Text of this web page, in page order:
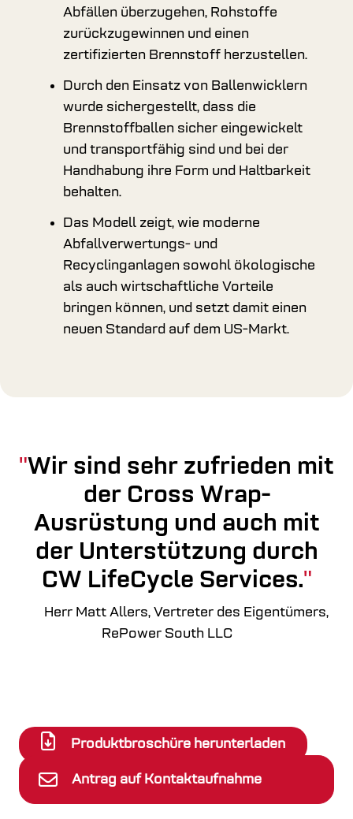
Abfällen überzugehen, Rohstoffe
zurückzugewinnen und einen
zertifizierten Brennstoff herzustellen.
Durch den Einsatz von Ballenwicklern
wurde sichergestellt, dass die
Brennstoffballen sicher eingewickelt
und transportfähig sind und bei der
Handhabung ihre Form und Haltbarkeit
behalten.
Das Modell zeigt, wie moderne
Abfallverwertungs- und
Recyclinganlagen sowohl ökologische
als auch wirtschaftliche Vorteile
bringen können, und setzt damit einen
neuen Standard auf dem US-Markt.
Wir sind sehr zufrieden mit
der Cross Wrap-
Ausrüstung und auch mit
der Unterstützung durch
CW LifeCycle Services.
Herr Matt Allers, Vertreter des Eigentümers,
RePower South LLC
Produktbroschüre herunterladen
Antrag auf Kontaktaufnahme